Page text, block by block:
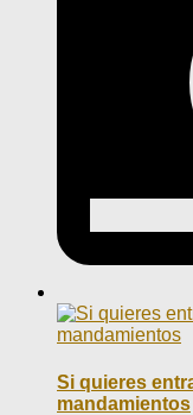
Si quieres
mandamientos